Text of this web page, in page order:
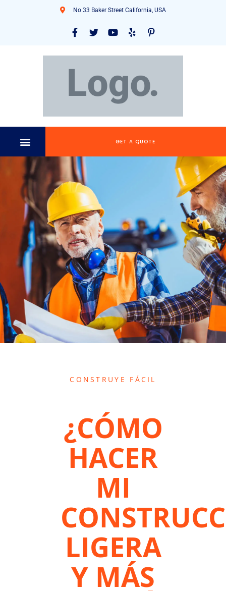
No 33 Baker Street California, USA
GET A QUOTE
CONSTRUYE FÁCIL
¿CÓMO
HACER
MI
LIGERA
Y MÁS